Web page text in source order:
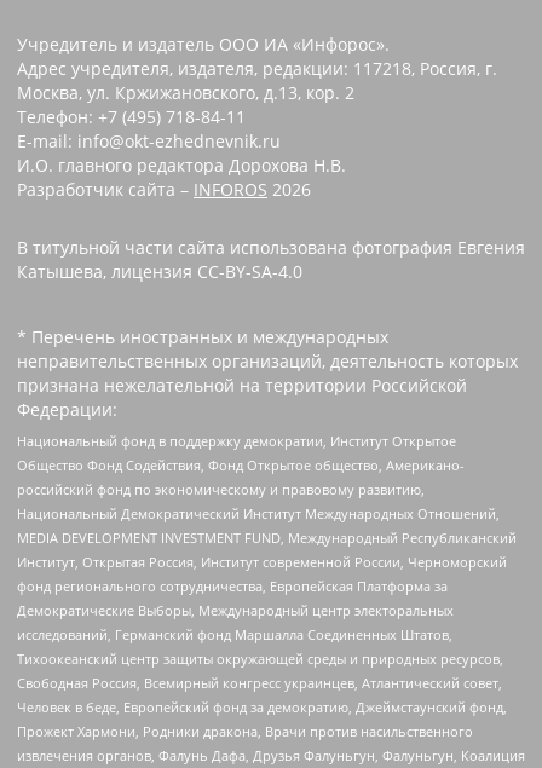
Учредитель и издатель ООО ИА «Инфорос».
Адрес учредителя, издателя, редакции: 117218, Россия, г.
Москва, ул. Кржижановского, д.13, кор. 2
Телефон: +7 (495) 718-84-11
E-mail: info@okt-ezhednevnik.ru
И.О. главного редактора Дорохова Н.В.
Разработчик сайта – INFOROS 2026
В титульной части сайта использована фотография Евгения
Катышева, лицензия CC-BY-SA-4.0
* Перечень иностранных и международных
неправительственных организаций, деятельность которых
признана нежелательной на территории Российской
Федерации:
Национальный фонд в поддержку демократии, Институт Открытое
Общество Фонд Содействия, Фонд Открытое общество, Американо-
российский фонд по экономическому и правовому развитию,
Национальный Демократический Институт Международных Отношений,
MEDIA DEVELOPMENT INVESTMENT FUND, Международный Республиканский
Институт, Открытая Россия, Институт современной России, Черноморский
фонд регионального сотрудничества, Европейская Платформа за
Демократические Выборы, Международный центр электоральных
исследований, Германский фонд Маршалла Соединенных Штатов,
Тихоокеанский центр защиты окружающей среды и природных ресурсов,
Свободная Россия, Всемирный конгресс украинцев, Атлантический совет,
Человек в беде, Европейский фонд за демократию, Джеймстаунский фонд,
Прожект Хармони, Родники дракона, Врачи против насильственного
извлечения органов, Фалунь Дафа, Друзья Фалуньгун, Фалуньгун, Коалиция